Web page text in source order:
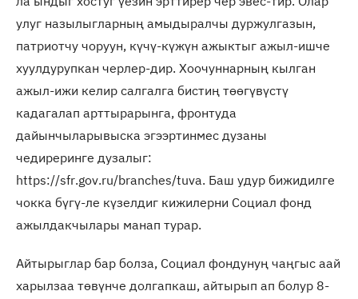
улуг назылыгларның амыдыралчы дуржулгазын,
патриотчу чоруун, күчү-күжүн ажыктыг ажыл-ишче
хуулдурупкан черлер-дир. Хоочуннарның кылган
ажыл-ижи келир салгалга бистиң төөгүвүстү
кадагалап арттырарынга, фронтуда
дайынчыларывыска эгээртинмес дузаны
чедиреринге дузалыг:
https://sfr.gov.ru/branches/tuva. Баш удур бижидилге
чокка бүгү-ле күзелдиг кижилерни Социал фонд
ажылдакчылары манап турар.
Айтырыглар бар болза, Социал фондунуң чаңгыс аай
харылзаа төвүнче долгапкаш, айтырып ап болур 8-